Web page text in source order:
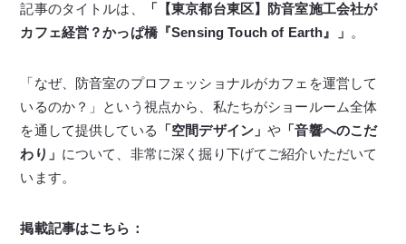
記事のタイトルは、
「【東京都台東区】防音室施工会社が
カフェ経営？かっぱ橋『Sensing Touch of Earth』」 。
「なぜ、防音室のプロフェッショナルがカフェを運営して
いるのか？」という視点から、私たちがショールーム全体
を通して提供している
「空間デザイン」や 「音響へのこだ
わり」 について、非常に深く掘り下げてご紹介いただいて
います。
掲載記事はこちら：